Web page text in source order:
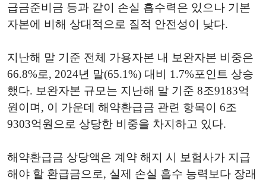
급금준비금 등과 같이 손실 흡수력은 있으나 기본
자본에 비해 상대적으로 질적 안전성이 낮다.
지난해 말 기준 전체 가용자본 내 보완자본 비중은
66.8%로, 2024년 말(65.1%) 대비 1.7%포인트 상승
했다. 보완자본 규모는 지난해 말 기준 8조9183억
원이며, 이 가운데 해약환급금 관련 항목이 6조
9303억원으로 상당한 비중을 차지하고 있다.
해약환급금 상당액은 계약 해지 시 보험사가 지급
해야 할 환급금으로, 실제 손실 흡수 능력보다 장래